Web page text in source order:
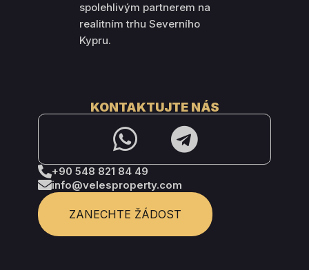
spolehlivým partnerem na
realitním trhu Severního
Kypru.
KONTAKTUJTE NÁS
+90 548 821 84 49
info@velesproperty.com
ZANECHTE ŽÁDOST